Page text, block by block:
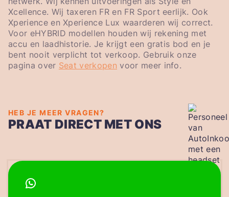
Xcellence. Wij taxeren FR en FR Sport eerlijk. Ook
Xperience en Xperience Lux waarderen wij correct.
Voor eHYBRID modellen houden wij rekening met
accu en laadhistorie. Je krijgt een gratis bod en je
bent nooit verplicht tot verkoop. Gebruik onze
pagina over Seat verkopen voor meer info.
HEB JE MEER VRAGEN?
PRAAT DIRECT MET ONS